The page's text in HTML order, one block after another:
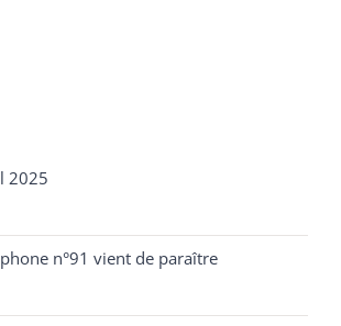
2025
n°91 vient de paraître